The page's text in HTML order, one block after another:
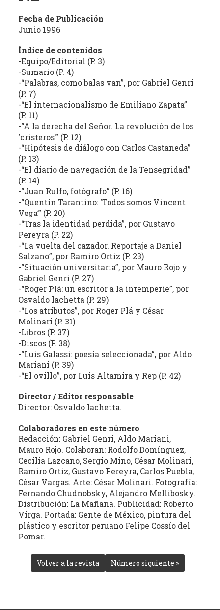
crítico
publicaciones
periódicas
provincia
(con
énfasis
producción
independiente)
dedicadas
cultura,
literatura,
política,
artes
producción
intelectual
sus
distintas
Fecha de Publicación
Junio 1996
Índice de contenidos
-Equipo/Editorial (P. 3)
-Sumario (P. 4)
-“Palabras, como balas van”, por Gabriel Genri
(P. 7)
-“El internacionalismo de Emiliano Zapata”
(P. 11)
-“A la derecha del Señor. La revolución de los
‘cristeros’” (P. 12)
-“Hipótesis de diálogo con Carlos Castaneda”
(P. 13)
-“El diario de navegación de la Tensegridad”
(P. 14)
-“Juan Rulfo, fotógrafo” (P. 16)
-“Quentín Tarantino: ‘Todos somos Vincent
Vega’” (P. 20)
-“Tras la identidad perdida”, por Gustavo
Pereyra (P. 22)
-“La vuelta del cazador. Reportaje a Daniel
Salzano”, por Ramiro Ortiz (P. 23)
-“Situación universitaria”, por Mauro Rojo y
Gabriel Genri (P. 27)
-“Roger Plá: un escritor a la intemperie”, por
Osvaldo lachetta (P. 29)
-“Los atributos”, por Roger Plá y César
Molinari (P. 31)
-Libros (P. 37)
-Discos (P. 38)
-“Luis Galassi: poesía seleccionada”, por Aldo
Mariani (P. 39)
-“El ovillo”, por Luis Altamira y Rep (P. 42)
Director / Editor responsable
Director: Osvaldo Iachetta.
Colaboradores en este número
Redacción: Gabriel Genri, Aldo Mariani,
Mauro Rojo. Colaboran: Rodolfo Domínguez,
Cecilia Lazcano, Sergio Mino, César Molinari,
Ramiro Ortiz, Gustavo Pereyra, Carlos Puebla,
César Vargas. Arte: César Molinari. Fotografía:
Fernando Chudnobsky, Alejandro Mellibosky.
Distribución: La Mañana. Publicidad: Roberto
Virga. Portada: Gente de México, pintura del
plástico y escritor peruano Felipe Cossío del
Pomar.
Volver a la revista Número siguiente »